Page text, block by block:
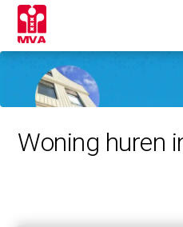
Woning huren